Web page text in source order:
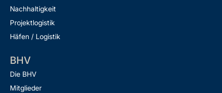
Nachhaltigkeit
Projektlogistik
Häfen / Logistik
BHV
Die BHV
Mitglieder